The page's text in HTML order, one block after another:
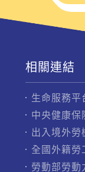
相關連結
生命服務平
中央健康保
出入境外勞
全國外籍勞
勞動部勞動